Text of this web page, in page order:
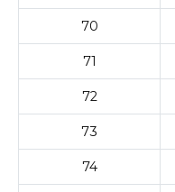
70
71
72
73
74